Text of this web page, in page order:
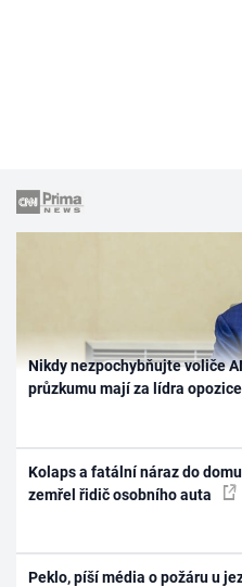
Nikdy nezpochybňujte voliče
průzkumu mají za lídra
Kolaps a fatální náraz do
zemřel řidič osobního auta
Peklo, píší média o požáru u